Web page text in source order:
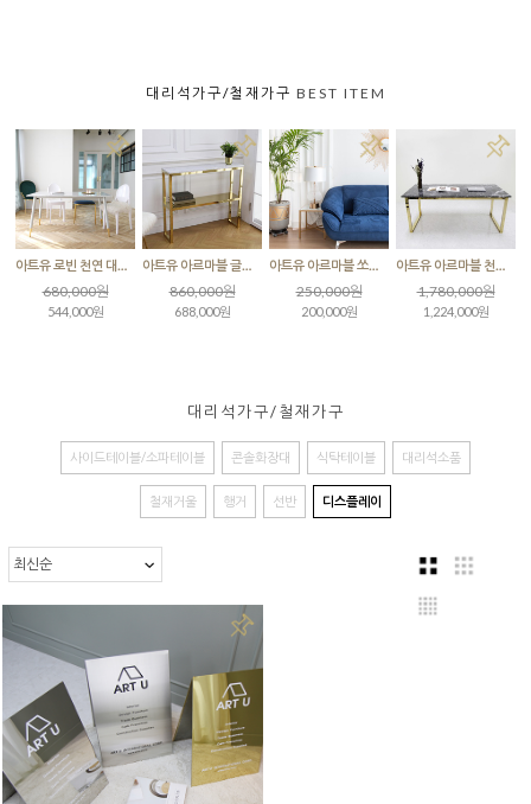
대리석가구/철재가구 BEST ITEM
아트유 로빈 천연 대리석 직사각 식탁 테이블
680,000원
544,000원
아트유 아르마블 글램 대리석 2단 콘솔 테이블
860,000원
688,000원
아트유 아르마블 쏘니아 대리석 사이드테이블
250,000원
200,000원
아트유 아르마블 천연 대리석 골드 직사각 식탁 테이블 / 그라지오까르니꼬
1,780,000원
1,224,000원
대리석가구/철재가구
사이드테이블/소파테이블 콘솔화장대 식탁테이블 대리석소품
철재거울 행거 선반 디스플레이